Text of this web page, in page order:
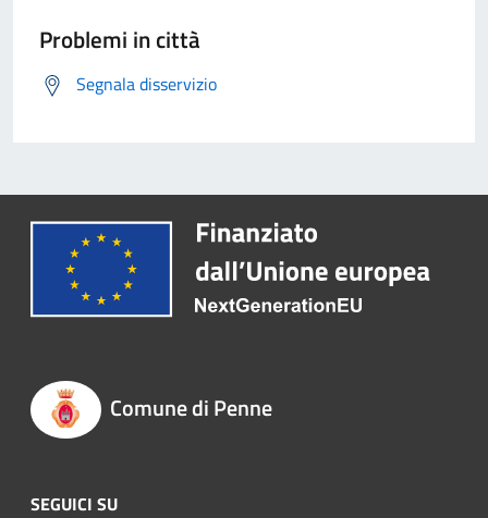
Problemi in città
Segnala disservizio
Comune di Penne
SEGUICI SU